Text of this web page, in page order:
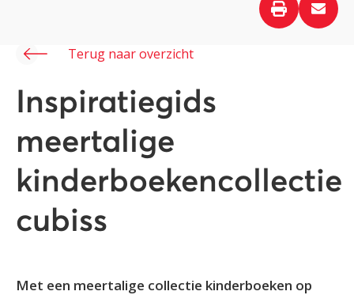
Terug naar overzicht
Inspiratiegids
meertalige
kinderboekencollectie
cubiss
Met een meertalige collectie kinderboeken op